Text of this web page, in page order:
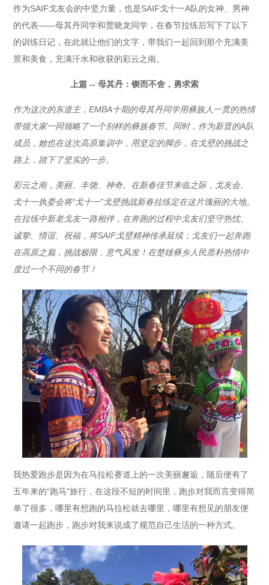
作为SAIF戈友会的中坚力量，也是SAIF戈十一A队的女神、男神
的代表——母其丹同学和贾晓龙同学，在春节拉练后写下了以下
的训练日记，在此就让他们的文字，带我们一起回到那个充满美
景和美食，充满汗水和收获的彩云之南。
上篇 -- 母其丹：锲而不舍，勇求索
作为这次的东道主，EMBA十期的母其丹同学用彝族人一贯的热情
带领大家一同领略了一个别样的彝族春节。同时，作为新晋的A队
成员，她也在这次高原集训中，用坚定的脚步，在戈壁的挑战之
路上，踏下了坚实的一步。
彩云之南，美丽、丰饶、神奇。在新春佳节来临之际，戈友会、
戈十一执委会将“戈十一”戈壁挑战新春拉练定在这片瑰丽的大地。
在拉练中新老戈友一路相伴，在奔跑的过程中戈友们坚守热忱、
诚挚、情谊、祝福，将SAIF戈壁精神传承延续；戈友们一起奔跑
在高原之巅，挑战极限，意气风发！在楚雄彝乡人民质朴热情中
度过一个不同的春节！
我热爱跑步是因为在马拉松赛道上的一次美丽邂逅，随后便有了
五年来的“跑马”旅行，在这段不短的时间里，跑步对我而言变得简
单了很多，哪里有想跑的马拉松就去哪里，哪里有想见的朋友便
邀请一起跑步，跑步对我来说成了规范自己生活的一种方式。